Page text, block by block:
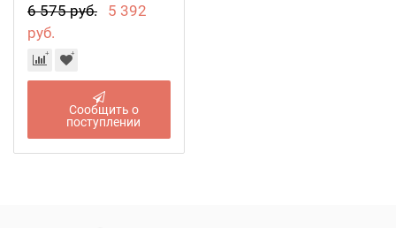
6 575 руб.
5 392
руб.
Сообщить о
поступлении